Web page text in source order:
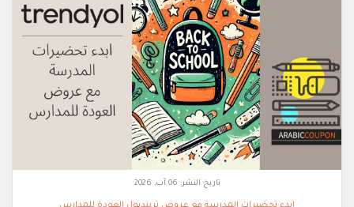
تاريخ النشر: 06 آب, 2026